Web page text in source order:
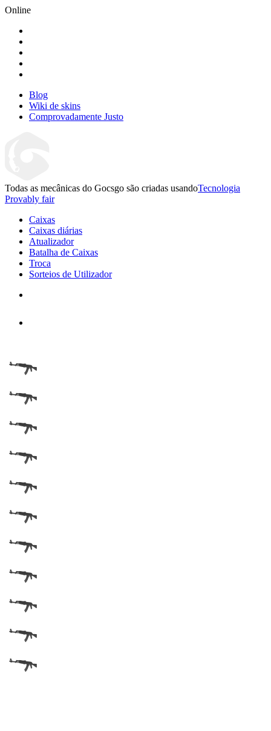
Online
Blog
Wiki de skins
Comprovadamente Justo
Todas as mecânicas do Gocsgo são criadas usandoTecnologia
Provably fair
Caixas
Caixas diárias
Atualizador
Batalha de Caixas
Troca
Sorteios de Utilizador